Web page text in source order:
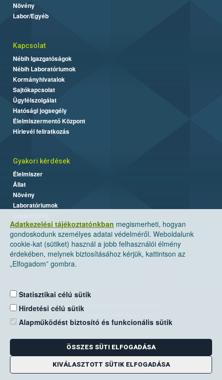
Adatkezelési tájékoztatónkban megismerheti, hogyan
gondoskodunk személyes adatai védelméről. Weboldalunk
cookie-kat (sütiket) használ a jobb felhasználói élmény
érdekében, melynek biztosításához kérjük, kattintson az
„Elfogadom” gombra.
Statisztikai célú sütik
Hirdetési célú sütik
Alapműködést biztosító és funkcionális sütik
ÖSSZES SÜTI ELFOGADÁSA
KIVÁLASZTOTT SÜTIK ELFOGADÁSA
Növény
Labor/Egyéb
Kapcsolat
Nébih Igazgatóságok
Nébih Laboratóriumok
Kormányhivatalok
Sajtókapcsolat
Ügyfélszolgálat
Hatósági jogsegély
Élelmiszermentő Központ
Hírlevél feliratkozás
Gyakori kérdések
Élelmiszer
Állat
Növény
Laboratóriumok
Nemzeti Élelmiszerlánc-biztonsági Hivatal
Levelezési cím: 1525 Budapest. Pf. 30.
E-mail:ugyfelszolgalat@nebih.gov.hu
Zöld szám: 06-80/263-244
Telefon: 06-1/ 336-9000